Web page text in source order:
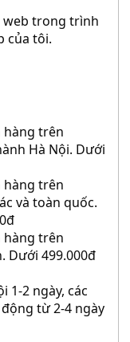
web trong trình
của tôi.
hàng trên
Hà Nội. Dưới
hàng trên
và toàn quốc.
hàng trên
Dưới 499.000đ
1-2 ngày, các
từ 2-4 ngày